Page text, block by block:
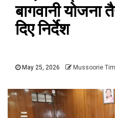
बागवानी योजना
दिए निर्देश
May 25, 2026 Mussoorie